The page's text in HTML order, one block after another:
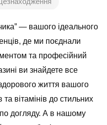
— вашого ідеального
де ми поєднали
та професійний
ви знайдете все
життя вашого
вітамінів до стильних
по догляду. А в нашому